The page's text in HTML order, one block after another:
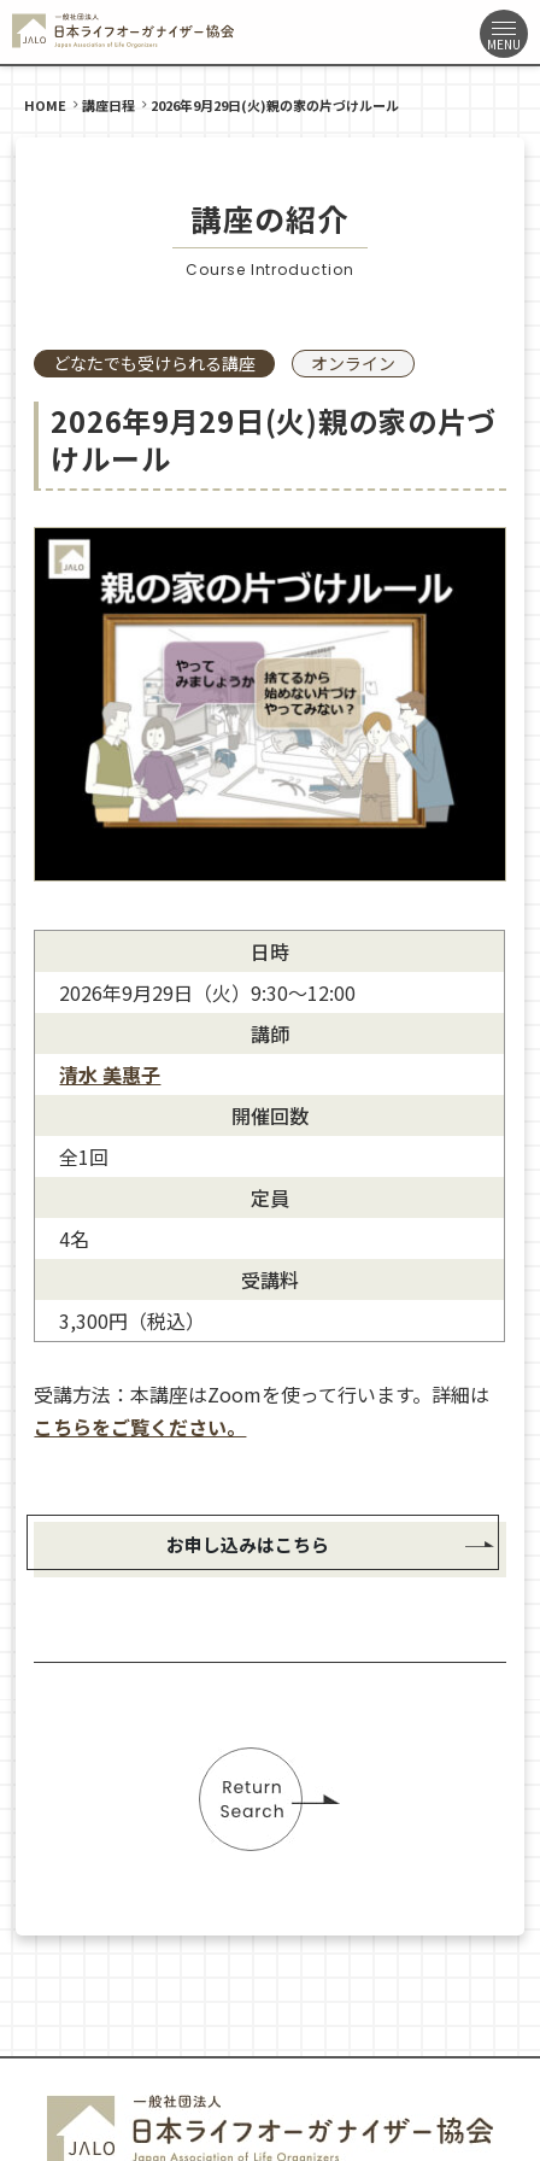
HOME 講座日程 2026年9月29日(火)親の家の片づけルール
講座の紹介
Course Introduction
どなたでも受けられる講座 オンライン
2026年9月29日(火)親の家の片づ
けルール
日時
2026年9月29日（火）9:30～12:00
講師
清水 美惠子
開催回数
全1回
定員
4名
受講料
3,300円（税込）
受講方法：本講座はZoomを使って行います。詳細は
こちらをご覧ください。
お申し込みはこちら